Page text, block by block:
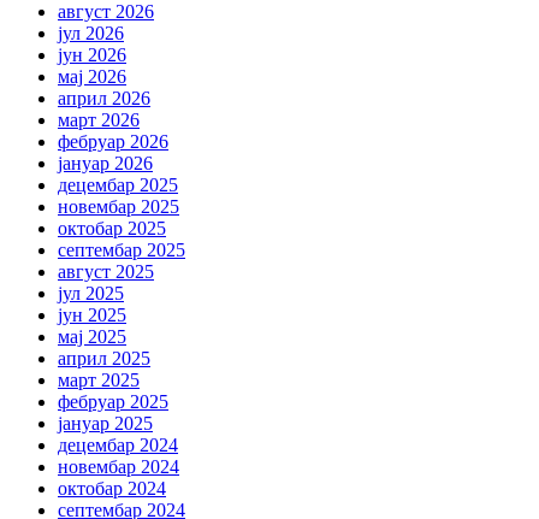
август 2026
јул 2026
јун 2026
мај 2026
април 2026
март 2026
фебруар 2026
јануар 2026
децембар 2025
новембар 2025
октобар 2025
септембар 2025
август 2025
јул 2025
јун 2025
мај 2025
април 2025
март 2025
фебруар 2025
јануар 2025
децембар 2024
новембар 2024
октобар 2024
септембар 2024